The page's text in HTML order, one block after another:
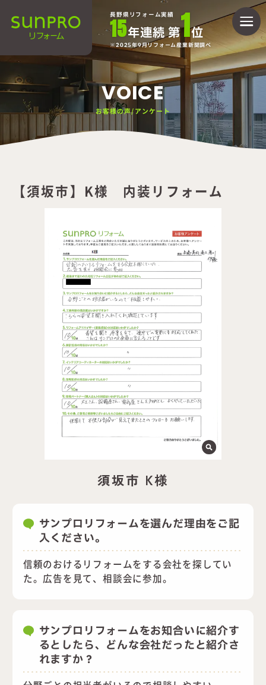
長野県リフォーム実績
15年連続 第1位
2025年9月リフォーム産業新聞調べ
VOICE
お客様の声/アンケート
【須坂市】K様 内装リフォーム
須坂市 K様
サンプロリフォームを選んだ理由をご記
入ください。
信頼のおけるリフォームをする会社を探してい
た。広告を見て、相談会に参加。
サンプロリフォームをお知合いに紹介す
るとしたら、どんな会社だったと紹介さ
れますか？